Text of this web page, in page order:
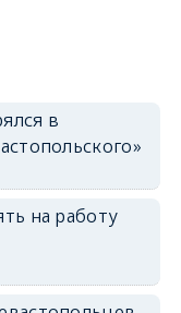
в
на работу